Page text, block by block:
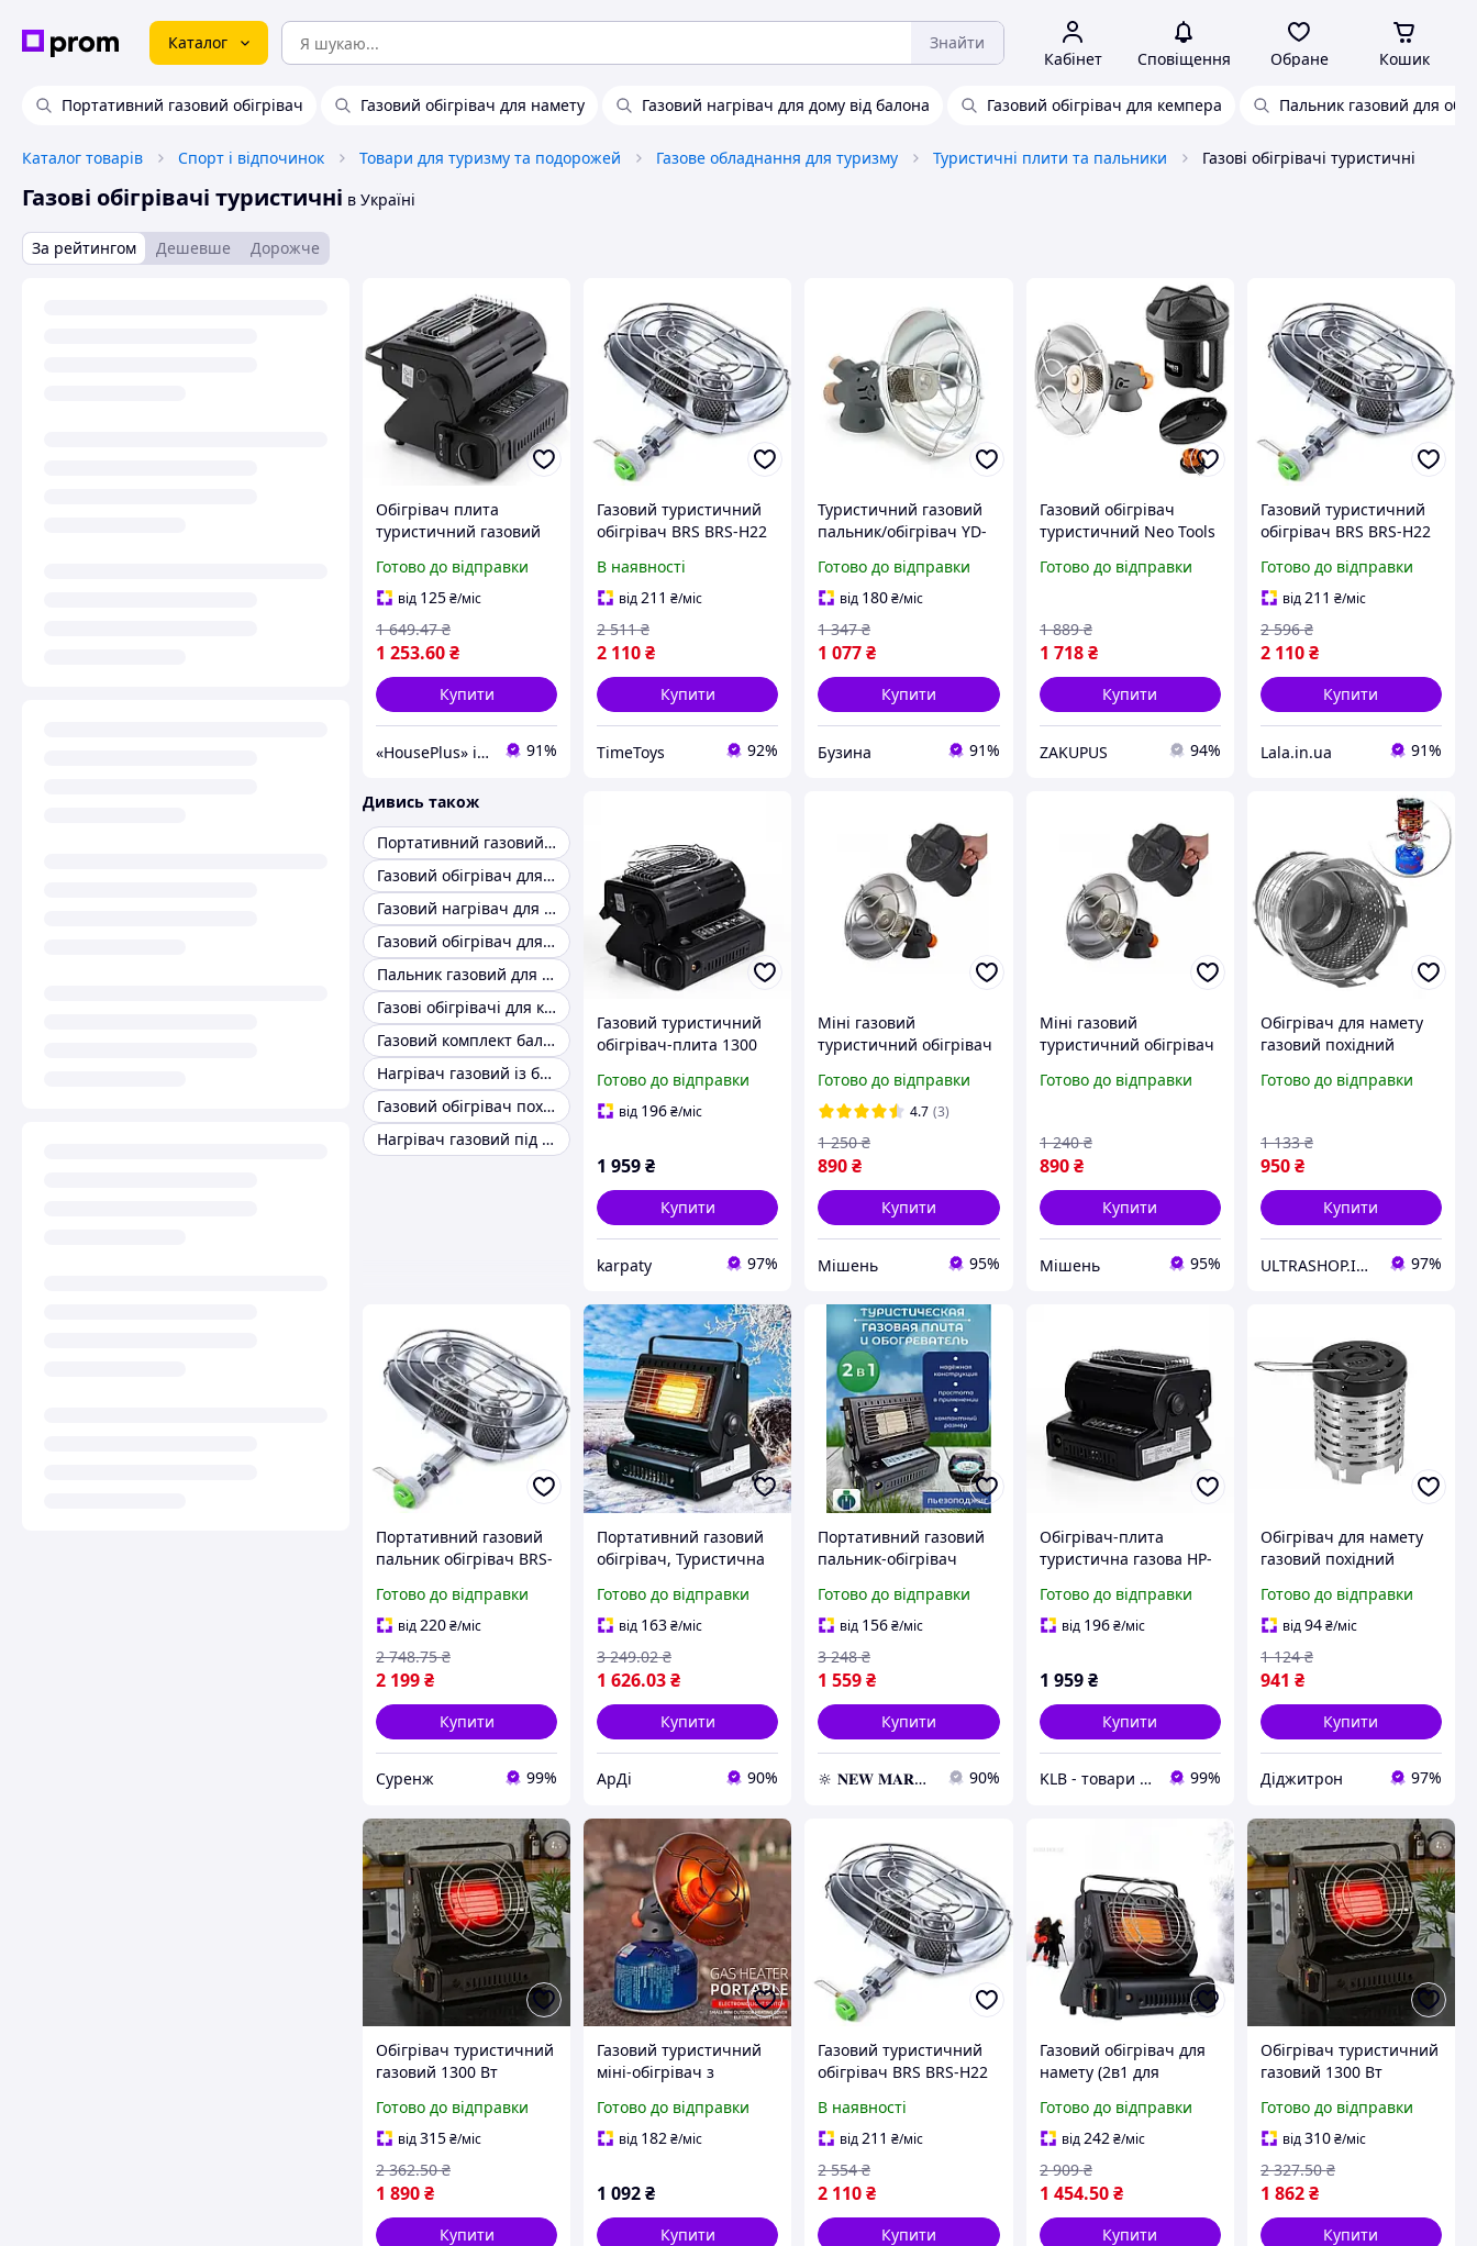
Каталог Знайти
Кабінет Сповіщення Обране Кошик
Портативний газовий обігрівач Газовий обігрівач для намету Газовий нагрівач для дому від балона Газовий обігрівач для кемпера Пальник газовий для
Каталог товарів Спорт і відпочинок Товари для туризму та подорожей Газове обладнання для туризму Туристичні плити та пальники Газові обігрівачі туристичні
Газові обігрівачі туристичні в Україні
За рейтингом Дешевше Дорожче
Обігрівач плита
туристичний газовий
для походу кемпінгу
риболовлі дачі обігріву
намету на природі
туризму
Готово до відправки
від 125₴/міс
1 253.60₴
1 649.47 ₴
Купити
«HousePlus» інтернет-магазин товарів для туризму 91%
Газовий туристичний
обігрівач BRS BRS-H22
Time Toys
В наявності
від211 ₴/міс
2 110₴
2 511 ₴
Купити
TimeToys 92%
Туристичний газовий
пальник/обігрівач YD-
газові балони бутан,
Box buzyna
Готово до відправки
від 180₴/міс
1 077₴
1 347 ₴
Купити
Бузина 91%
Газовий обігрівач
туристичний Neo Tools
регулятором і
Готово до відправки
1 718 ₴
1 889 ₴
Купити
ZAKUPUS 94%
Газовий туристичний
обігрівач BRS BRS-H22
Lala.in.ua
Готово до відправки
від211 ₴/міс
2 110₴
2 596 ₴
Купити
Lala.in.ua 91%
Дивись також
Портативний газовий обігрівач
Газовий обігрівач для намету
Газовий нагрівач для дому від балона
Газовий обігрівач для кемпера
Пальник газовий для обігріву приміщень
Газові обігрівачі для кемпінгу
Газовий комплект балон і нагрівач
Нагрівач газовий із балоном
Газовий обігрівач похідний
Нагрівач газовий під цанговий балончик
Газовий туристичний
обігрівач-плита 1300
панеллю, п єзопідпал,
для кемпінгу та
Готово до відправки
від 196₴/міс
1 959₴
Купити
karpaty 97%
Міні газовий
туристичний обігрівач
Готово до відправки
4.7 (3)
890₴
1 250 ₴
Купити
Мішень 95%
Міні газовий
туристичний обігрівач
Готово до відправки
890 ₴
1 240 ₴
Купити
Мішень 95%
Обігрівач для намету
газовий похідний
Готово до відправки
950₴
1 133 ₴
Купити
ULTRASHOP.IN.UA 🛒 Інтернет-магазин трендових гаджетів 97%
Портативний газовий
пальник обігрівач BRS-
газовий обігрівач
туристичний на бутані,
витрата
Готово до відправки
від 220₴/міс
2 199₴
2 748.75 ₴
Купити
Суренж 99%
Портативний газовий
обігрівач, Туристична
Похідний прилад для
кемпінгу та намету арт.
Готово до відправки
від 163₴/міс
1 626.03₴
3 249.02 ₴
Купити
АрДі 90%
Портативний газовий
пальник-обігрівач
Туристичний газовий
пальник, Мобільна
Готово до відправки
від 156₴/міс
1 559₴
3 248 ₴
Купити
🔆 𝐍𝐄𝐖 𝐌𝐀𝐑𝐊𝐄𝐓 🔆 – Продукція преміум-класу від офіційного представника! 90%
Обігрівач-плита
туристична газова HP-
п'єзопідпалом чорна
Готово до відправки
від 196 ₴/міс
1 959 ₴
Купити
KLB - товари для дому, дітей та тварин 99%
Обігрівач для намету
газовий похідний
Готово до відправки
від94₴/міс
941 ₴
1 124 ₴
Купити
Діджитрон 97%
Обігрівач туристичний
газовий 1300 Вт
Готово до відправки
від315₴/міс
1 890₴
2 362.50 ₴
Купити
Газовий туристичний
міні-обігрівач з
нагрівом, Портативний
обігрівач для намету
Готово до відправки
від 182₴/міс
1 092₴
Купити
Газовий туристичний
обігрівач BRS BRS-H22
Toyman
В наявності
від211 ₴/міс
2 110₴
2 554 ₴
Купити
Газовий обігрівач для
намету (2в1 для
плита керамічна з
п'єзопідпалом код
749201
Готово до відправки
від242 ₴/міс
1 454.50 ₴
2 909 ₴
Купити
Обігрівач туристичний
газовий 1300 Вт
Готово до відправки
від310₴/міс
1 862₴
2 327.50 ₴
Купити